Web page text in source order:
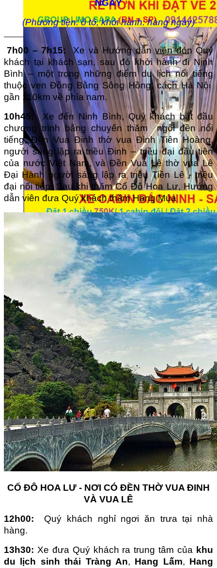
NGÀY
(Phương tiện: ô tô, khởi hành: hàng ngày)
7h00 –7h15:
Xe và Hướng dẫn viên đón Quý
khách tại khách sạn, sau đó khởi hành đi Ninh
Bình – một trong những điểm du lịch nổi tiếng
thuộc ven Đồng Bằng Sông Hồng, cách Hà Nội
gần 110km về phía nam.
10h45: Xe đến Ninh Bình, Quý khách bắt đầu
chương trình bằng chuyến thăm ngôi đền nổi
tiếng, Đền Vua Đinh thờ vua Đinh Tiên Hoàng,
người sáng lập ra triều Đinh – triều đại đầu tiên
của nước Việt Nam, và Đền Vua Lê thờ vua Lê
Đại Hành người sáng lập ra triều Tiền Lê - triều
đại nối tiếp. Sau khi thăm Cố Đô Hoa Lư, Hướng
dẫn viên đưa Quý khách thăm Hang Múa
CỐ ĐÔ HOA LƯ - NƠI CÓ ĐỀN THỜ VUA ĐINH
VÀ VUA LÊ
12h00: Quý khách nghỉ ngơi ăn trưa tại nhà
hàng.
13h30: Xe đưa Quý khách ra trung tâm của khu
du lịch sinh thái Tràng An, Hang Lấm, Hang